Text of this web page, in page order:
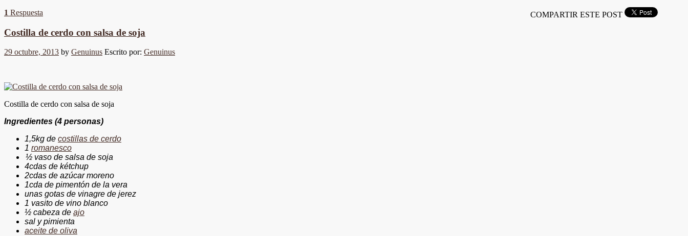
1 Respuesta COMPARTIR ESTE POST
Costilla de cerdo con salsa de soja
29 octubre, 2013 by Genuinus Escrito por: Genuinus
Costilla de cerdo con salsa de soja
Ingredientes (4 personas)
1,5kg de costillas de cerdo
1 romanesco
½ vaso de salsa de soja
4cdas de kétchup
2cdas de azúcar moreno
1cda de pimentón de la vera
unas gotas de vinagre de jerez
1 vasito de vino blanco
½ cabeza de ajo
sal y pimienta
aceite de oliva